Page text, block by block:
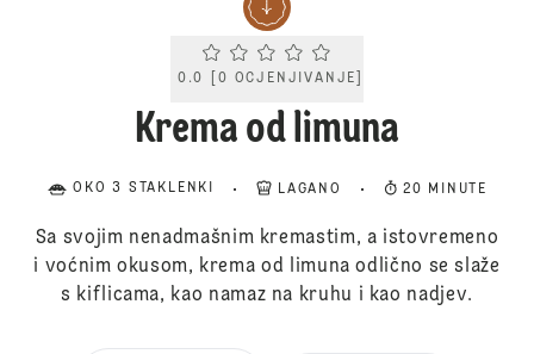
Current rating 0.0. Click to rate.
0.0 [0 OCJENJIVANJE
Krema od limuna
OKO 3 STAKLENKI LAGANO 20 MINUTE
Sa svojim nenadmašnim kremastim, a istovremeno
i voćnim okusom, krema od limuna odlično se slaže
s kiflicama, kao namaz na kruhu i kao nadjev.